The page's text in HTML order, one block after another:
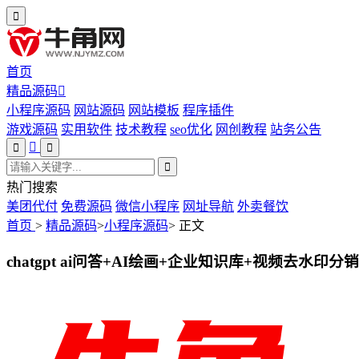
首页
精品源码
小程序源码 网站源码 网站模板 程序插件
游戏源码 实用软件 技术教程 seo优化 网创教程 站务公告
热门搜索
美团代付 免费源码 微信小程序 网址导航 外卖餐饮
首页 > 精品源码>小程序源码> 正文
chatgpt ai问答+AI绘画+企业知识库+视频去水印分